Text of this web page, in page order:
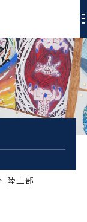
陸上部